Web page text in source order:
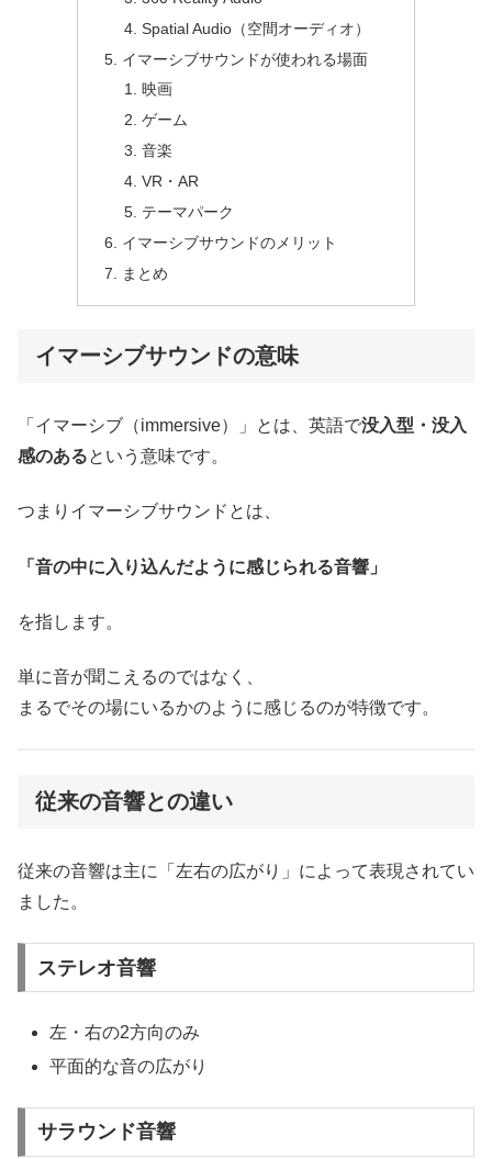
Spatial Audio（空間オーディオ）
イマーシブサウンドが使われる場面
映画
ゲーム
音楽
VR・AR
テーマパーク
イマーシブサウンドのメリット
まとめ
イマーシブサウンドの意味
「イマーシブ（immersive）」とは、英語で没入型・没入
感のあるという意味です。
つまりイマーシブサウンドとは、
「音の中に入り込んだように感じられる音響」
を指します。
単に音が聞こえるのではなく、
まるでその場にいるかのように感じるのが特徴です。
従来の音響との違い
従来の音響は主に「左右の広がり」によって表現されてい
ました。
ステレオ音響
左・右の2方向のみ
平面的な音の広がり
サラウンド音響